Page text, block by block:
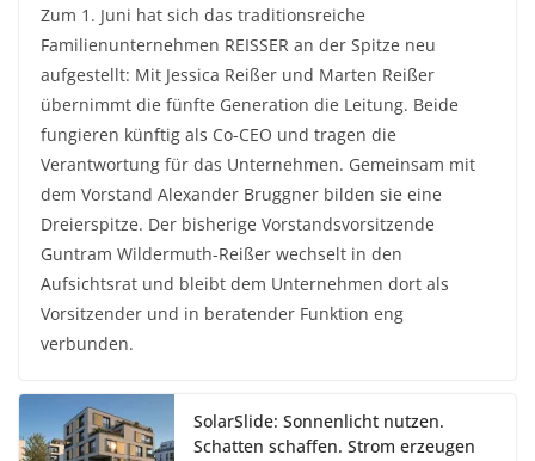
Zum 1. Juni hat sich das traditionsreiche
Familienunternehmen REISSER an der Spitze neu
aufgestellt: Mit Jessica Reißer und Marten Reißer
übernimmt die fünfte Generation die Leitung. Beide
fungieren künftig als Co-CEO und tragen die
Verantwortung für das Unternehmen. Gemeinsam mit
dem Vorstand Alexander Bruggner bilden sie eine
Dreierspitze. Der bisherige Vorstandsvorsitzende
Guntram Wildermuth-Reißer wechselt in den
Aufsichtsrat und bleibt dem Unternehmen dort als
Vorsitzender und in beratender Funktion eng
verbunden.
SolarSlide: Sonnenlicht nutzen.
Schatten schaffen. Strom erzeugen